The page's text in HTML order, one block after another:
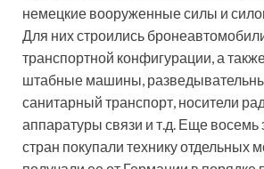
немецкие вооруженные силы и
Для них строились
транспортной конфигурации, а
штабные машины,
санитарный транспорт, носители
аппаратуры связи и т.д. Еще
стран покупали технику отдельных